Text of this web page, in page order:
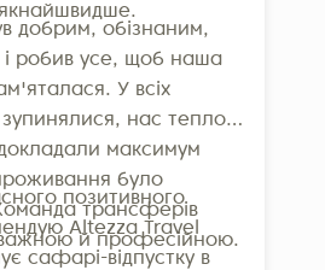
добрим, обізнаним,
і робив усе, щоб наша
У всіх
нас тепло
максимум
було
трансферів
й професійною.
позитивного
Altezza Travel
сафарі-відпустку в